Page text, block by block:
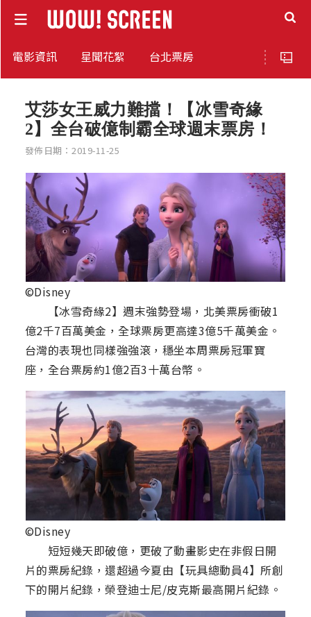
電影資訊 星聞花絮 台北票房
艾莎女王威力難擋！【冰雪奇緣
2】全台破億制霸全球週末票房！
發佈日期：2019-11-25
©Disney
【冰雪奇緣2】週末強勢登場，北美票房衝破1
億2千7百萬美金，全球票房更高達3億5千萬美金。
台灣的表現也同樣強強滾，穩坐本周票房冠軍寶
座，全台票房約1億2百3十萬台幣。
©Disney
短短幾天即破億，更破了動畫影史在非假日開
片的票房紀錄，還超過今夏由【玩具總動員4】所創
下的開片紀錄，榮登迪士尼/皮克斯最高開片紀錄。